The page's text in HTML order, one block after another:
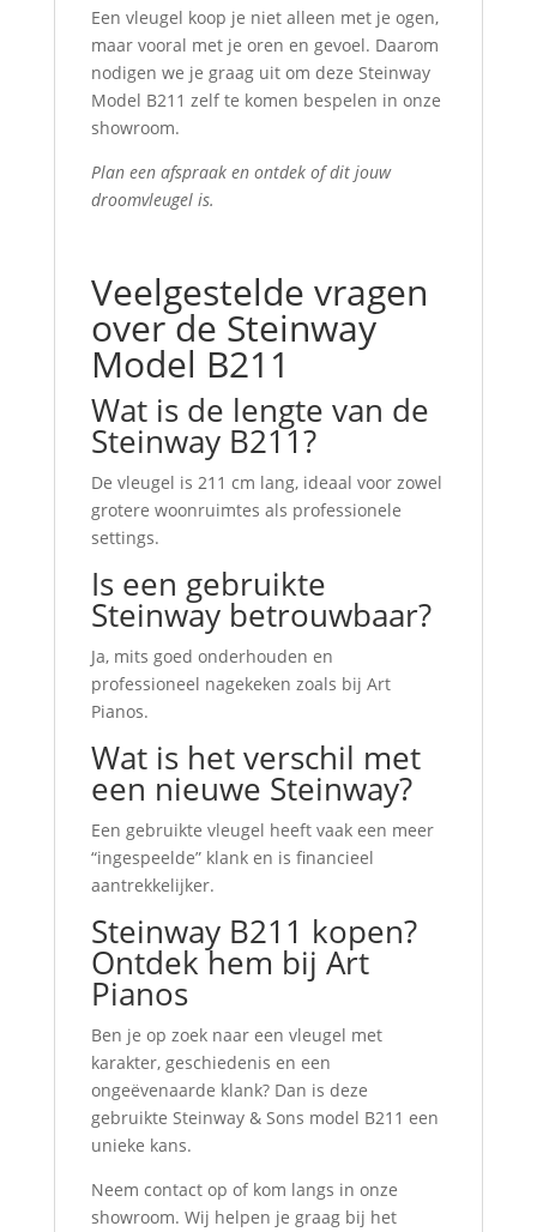
Een vleugel koop je niet alleen met je ogen,
maar vooral met je oren en gevoel. Daarom
nodigen we je graag uit om deze Steinway
Model B211 zelf te komen bespelen in onze
showroom.
Plan een afspraak en ontdek of dit jouw
droomvleugel is.
Veelgestelde vragen
over de Steinway
Model B211
Wat is de lengte van de
Steinway B211?
De vleugel is 211 cm lang, ideaal voor zowel
grotere woonruimtes als professionele
settings.
Is een gebruikte
Steinway betrouwbaar?
Ja, mits goed onderhouden en
professioneel nagekeken zoals bij Art
Pianos.
Wat is het verschil met
een nieuwe Steinway?
Een gebruikte vleugel heeft vaak een meer
“ingespeelde” klank en is financieel
aantrekkelijker.
Steinway B211 kopen?
Ontdek hem bij Art
Pianos
Ben je op zoek naar een vleugel met
karakter, geschiedenis en een
ongeëvenaarde klank? Dan is deze
gebruikte Steinway & Sons model B211 een
unieke kans.
Neem contact op of kom langs in onze
showroom. Wij helpen je graag bij het